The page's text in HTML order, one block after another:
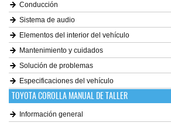
Conducción
Sistema de audio
Elementos del interior del vehículo
Mantenimiento y cuidados
Solución de problemas
Especificaciones del vehículo
TOYOTA COROLLA MANUAL DE TALLER
Información general